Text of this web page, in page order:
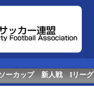
ーカップ 新人戦 Iリーグ